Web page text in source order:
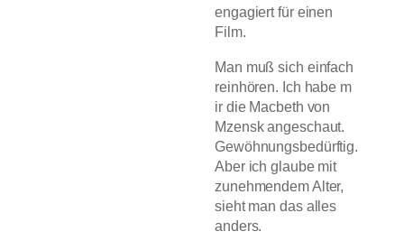
engagiert für einen
Film.
Man muß sich einfach
reinhören. Ich habe m
ir die Macbeth von
Mzensk angeschaut.
Gewöhnungsbedürftig.
Aber ich glaube mit
zunehmendem Alter,
sieht man das alles
anders.